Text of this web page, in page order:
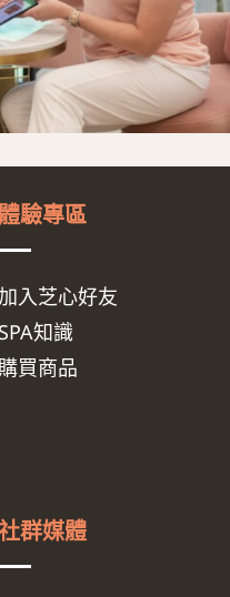
體驗專區
加入芝心好友
SPA知識
購買商品
群媒體